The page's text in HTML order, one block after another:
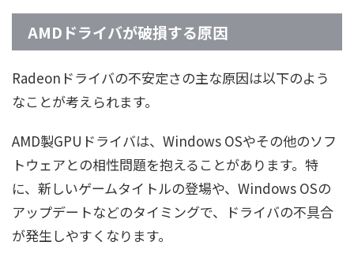
AMDドライバが破損する原因
Radeonドライバの不安定さの主な原因は以下のよう
なことが考えられます。
AMD製GPUドライバは、Windows OSやその他のソフ
トウェアとの相性問題を抱えることがあります。特
に、新しいゲームタイトルの登場や、Windows OSの
アップデートなどのタイミングで、ドライバの不具合
が発生しやすくなります。